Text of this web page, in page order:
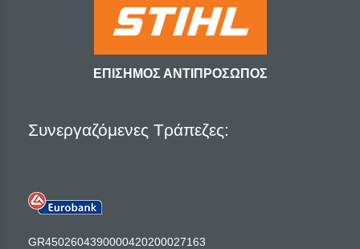
ΕΠΙΣΗΜΟΣ ΑΝΤΙΠΡΟΣΩΠΟΣ
Συνεργαζόμενες Τράπεζες:
GR4502604390000420200027163